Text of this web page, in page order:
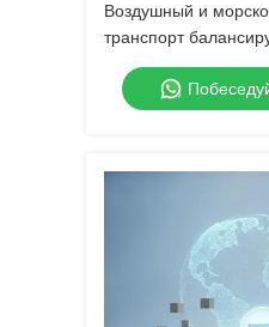
Воздушный и
транспорт
эффективность